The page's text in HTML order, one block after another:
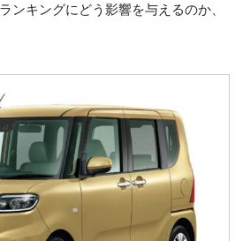
ンキングにどう影響を与えるのか、